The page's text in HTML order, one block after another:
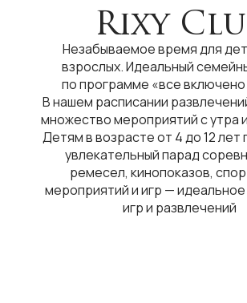
Rixy
Незабываемое время для
взрослых. Идеальный
по программе «все включено
В нашем расписании
множество мероприятий с утра
Детям в возрасте от 4 до 12 лет
увлекательный парад
ремесел, кинопоказов,
мероприятий и игр —
игр и развлечений